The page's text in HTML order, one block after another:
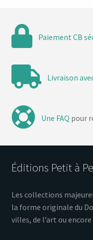
Paiement CB
Livraison
Une FAQ pour
Éditions Petit à
Les collections
la forme originale du
villes, de l’art ou